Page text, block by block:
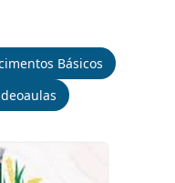
Básicos